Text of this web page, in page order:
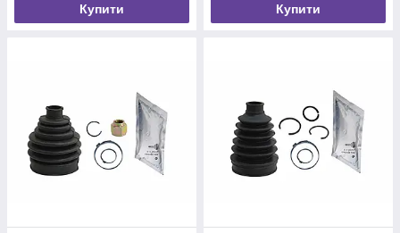
Купити Купити